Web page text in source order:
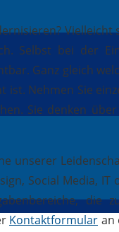
Selbst bei der
Ganz gleich
ist. Nehmen Sie
Sie denken
unserer
Social Media,
die
Kontaktformular an